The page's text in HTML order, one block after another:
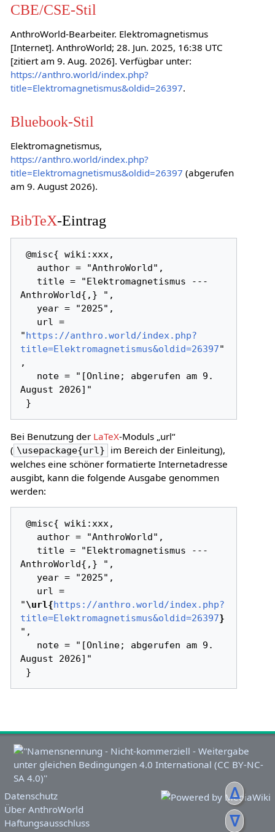
ᐃ
ᐁ
CBE/CSE-Stil
AnthroWorld-Bearbeiter. Elektromagnetismus
[Internet]. AnthroWorld; 28. Jun. 2025, 16:38 UTC
[zitiert am 9. Aug. 2026]. Verfügbar unter:
https://anthro.world/index.php?
title=Elektromagnetismus&oldid=26397.
Bluebook-Stil
Elektromagnetismus,
https://anthro.world/index.php?
title=Elektromagnetismus&oldid=26397 (abgerufen
am 9. August 2026).
BibTeX-Eintrag
@misc{ wiki:xxx,
AnthroWorld{,} ",
"https://anthro.world/index.php?
title=Elektromagnetismus&oldid=26397"
,
August 2026]"
Bei Benutzung der LaTeX-Moduls „url“
( \usepackage{url}
im Bereich der Einleitung),
welches eine schöner formatierte Internetadresse
ausgibt, kann die folgende Ausgabe genommen
werden:
@misc{ wiki:xxx,
AnthroWorld{,} ",
"\url{https://anthro.world/index.php?
title=Elektromagnetismus&oldid=26397}
",
August 2026]"
Datenschutz
Über AnthroWorld
Haftungsausschluss